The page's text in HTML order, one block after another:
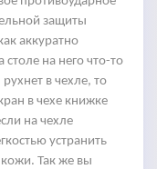
защиты
аккуратно
на него что-то
в чехле, то
в чехе книжке
на чехле
устранить
Так же вы